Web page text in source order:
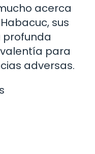
acerca
sus
profunda
valentía para
adversas.